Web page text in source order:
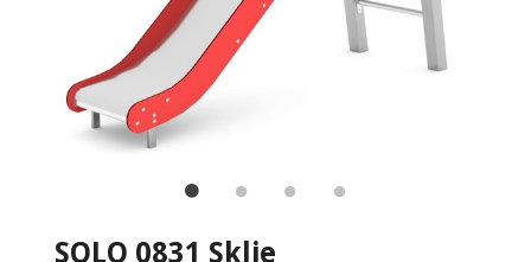
SOLO 0831 Sklie